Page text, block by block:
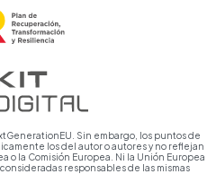
Sin embargo, los puntos de
los del autor o autores y no reflejan
o la Comisión Europea. Ni la Unión Europea
responsables de las mismas